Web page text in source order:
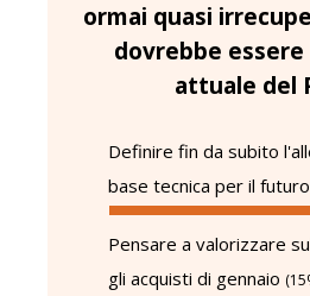
ormai quasi
dovrebbe
attuale del
Definire fin da subito
base tecnica per il futuro
Pensare a valorizzare
gli acquisti di gennaio